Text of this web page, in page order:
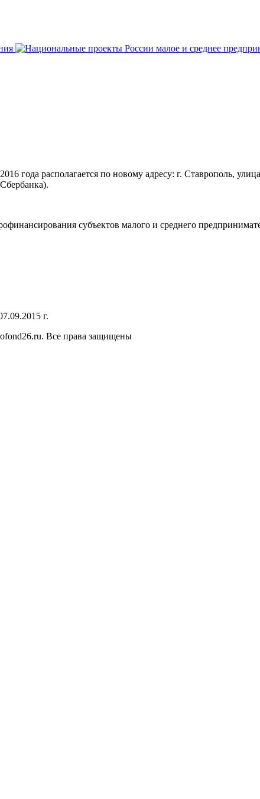
года располагается по новому адресу: г. Ставрополь,
субъектов малого и среднего
г.
Все права защищены